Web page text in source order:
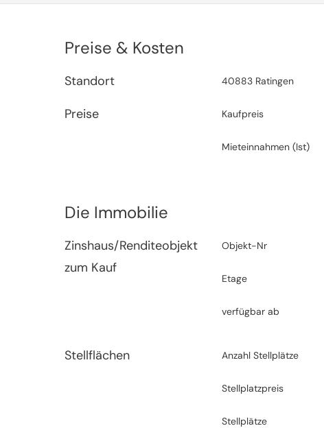
Preise & Kosten
Standort 40883 Ratingen
Preise Kaufpreis
Mieteinnahmen (Ist)
Die Immobilie
Zinshaus/Renditeobjekt
zum Kauf
Objekt-Nr
Etage
verfügbar ab
Stellflächen Anzahl Stellplätze
Stellplatzpreis
Stellplätze